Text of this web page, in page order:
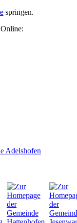
springen.